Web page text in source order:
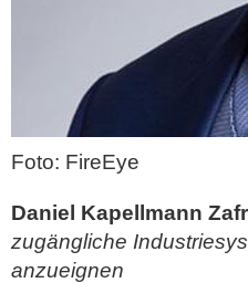
Foto: FireEye
Daniel Kapellmann
zugängliche
anzueignen